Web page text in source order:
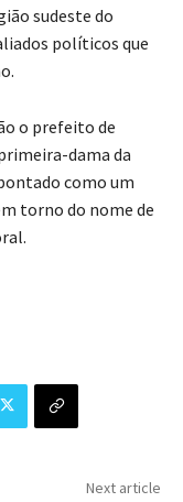
sudeste do
políticos que
o prefeito de
dama da
como um
torno do nome de
Next article